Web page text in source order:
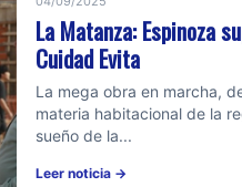
La Matanza: Espinoza
Cuidad Evita
La mega obra en marcha,
materia habitacional de la
sueño de la...
Leer noticia →